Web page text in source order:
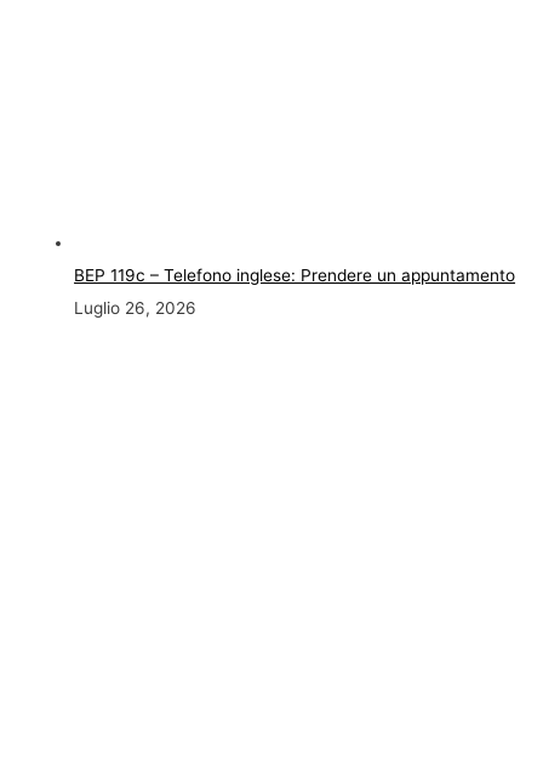
BEP 119c – Telefono inglese: Prendere un appuntamento
Luglio 26, 2026